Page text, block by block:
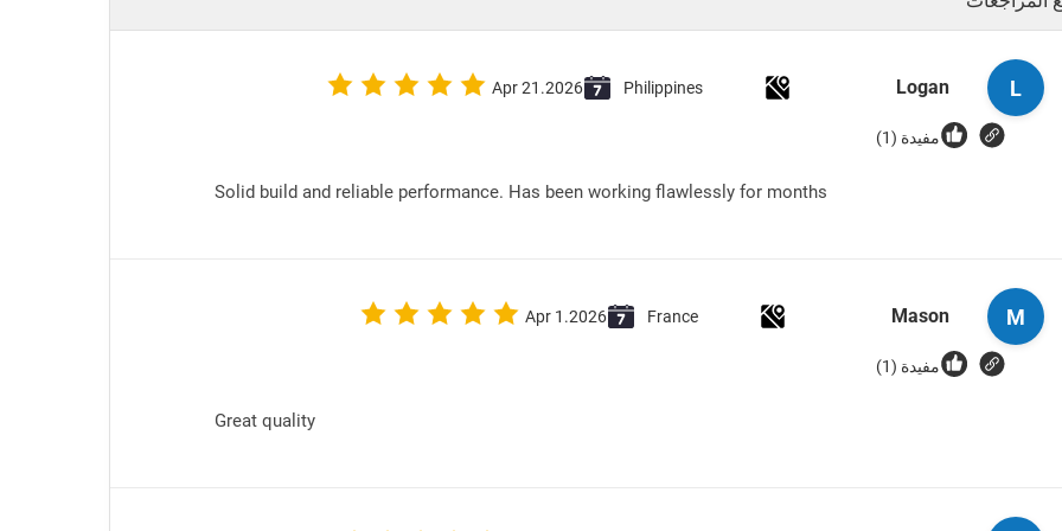
L
Logan
Philippines
Apr 21.2026
مفيدة (1)
Solid build and reliable performance. Has been working flawlessly for months
M
Mason
France
Apr 1.2026
مفيدة (1)
Great quality